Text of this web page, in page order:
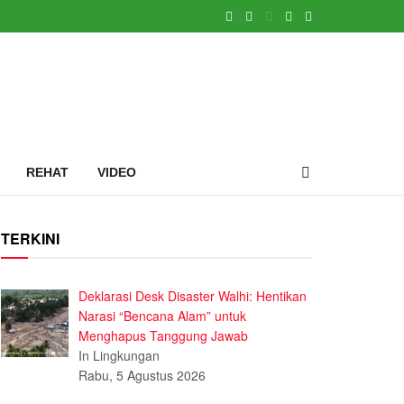
REHAT VIDEO
TERKINI
Deklarasi Desk Disaster Walhi: Hentikan
Narasi “Bencana Alam” untuk
Menghapus Tanggung Jawab
In Lingkungan
Rabu, 5 Agustus 2026